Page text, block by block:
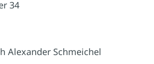
34
Alexander Schmeichel